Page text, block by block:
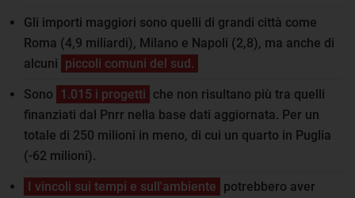
Gli importi maggiori sono quelli di grandi città come
Roma (4,9 miliardi), Milano e Napoli (2,8), ma anche di
alcuni piccoli comuni del sud.
Sono 1.015 i progetti che non risultano più tra quelli
finanziati dal Pnrr nella base dati aggiornata. Per un
totale di 250 milioni in meno, di cui un quarto in Puglia
(-62 milioni).
I vincoli sui tempi e sull'ambiente potrebbero aver